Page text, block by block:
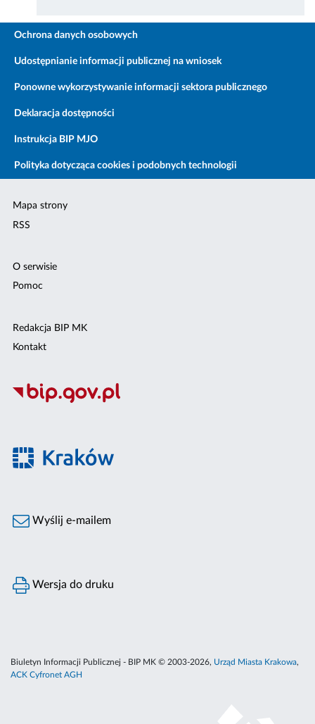
Ochrona danych osobowych
Udostępnianie informacji publicznej na wniosek
Ponowne wykorzystywanie informacji sektora publicznego
Deklaracja dostępności
Instrukcja BIP MJO
Polityka dotycząca cookies i podobnych technologii
Mapa strony
RSS
O serwisie
Pomoc
Redakcja BIP MK
Kontakt
Wyślij e-mailem
Wersja do druku
Biuletyn Informacji Publicznej - BIP MK © 2003-2026, Urząd Miasta Krakowa,
ACK Cyfronet AGH